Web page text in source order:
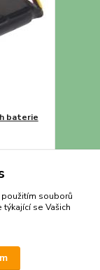
baterie
použitím souborů
se Vašich